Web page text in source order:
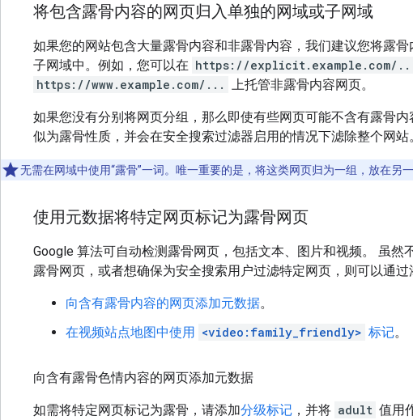
将包含露骨内容的网页归入单独的网域或子网域
如果您的网站包含大量露骨内容和非露骨内容，我们建议您将露
子网域中。例如，您可以在 https://explicit.example.com/
https://www.example.com/... 上托管非露骨内容网页。
如果您没有分别将网页分组，那么即使有些网页可能不含有露骨
似为露骨性质，并会在安全搜索过滤器启用的情况下滤除整个网站
无需在网域中使用“露骨”一词。唯一重要的是，将这类网页归为一组，放在另
使用元数据将特定网页标记为露骨网页
Google 算法可自动检测露骨网页，包括文本、图片和视频。 虽
露骨网页，或者想确保为安全搜索用户过滤特定网页，则可以通过
向含有露骨内容的网页添加元数据。
在视频站点地图中使用 <video:family_friendly> 标记。
向含有露骨色情内容的网页添加元数据
如需将特定网页标记为露骨，请添加分级标记 ，并将 adult 值用